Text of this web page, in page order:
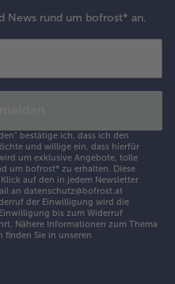
News rund um bofrost* an.
bestätige ich, dass ich den
und willige ein, dass hierfür
um exklusive Angebote, tolle
um bofrost* zu erhalten. Diese
auf den in jedem Newsletter
an datenschutz@bofrost.at
der Einwilligung wird die
bis zum Widerruf
Nähere Informationen zum Thema
finden Sie in unseren